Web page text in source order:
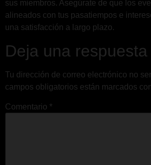
sus miembros. Asegúrate de que los
alineados con tus pasatiempos e
una satisfacción a largo plazo.
Deja una respuesta
Tu dirección de correo electrónico no
campos obligatorios están marcados
Comentario *